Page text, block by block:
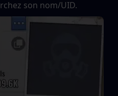
son nom/UID.